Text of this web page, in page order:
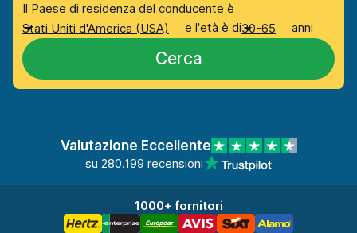
Il Paese di residenza del conducente è
Stati Uniti d'America (USA)
e l'età è di30-65 anni
Cerca
Valutazione Eccellente
su 280.199 recensioni
1000+ fornitori